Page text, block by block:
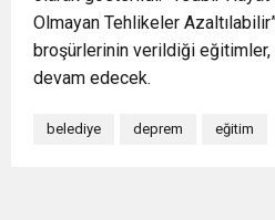
Olmayan Tehlikeler
broşürlerinin verildiği
devam edecek.
belediye deprem eğitim